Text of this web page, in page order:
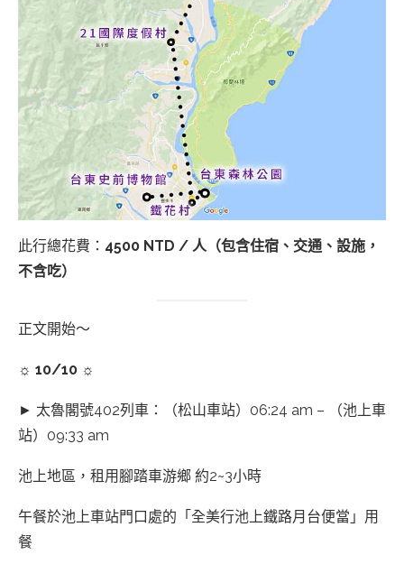
此行總花費： 4500 NTD / 人（包含住宿、交通、設施，
不含吃）
正文開始～
☼ 10/10 ☼
► 太魯閣號402列車：（松山車站）06:24 am – （池上車
站）09:33 am
池上地區，租用腳踏車游鄉 約2~3小時
午餐於池上車站門口處的「全美行池上鐵路月台便當」用
餐